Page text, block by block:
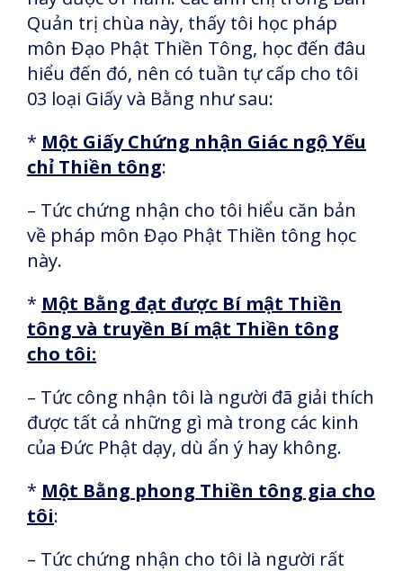
Quản trị chùa này, thấy tôi học pháp
môn Đạo Phật Thiền Tông, học đến đâu
hiểu đến đó, nên có tuần tự cấp cho tôi
03 loại Giấy và Bằng như sau:
* Một Giấy Chứng nhận Giác ngộ Yếu
chỉ Thiền tông:
– Tức chứng nhận cho tôi hiểu căn bản
về pháp môn Đạo Phật Thiền tông học
này.
* Một Bằng đạt được Bí mật Thiền
tông và truyền Bí mật Thiền tông
cho tôi:
– Tức công nhận tôi là người đã giải thích
được tất cả những gì mà trong các kinh
của Đức Phật dạy, dù ẩn ý hay không.
* Một Bằng phong Thiền tông gia cho
tôi:
– Tức chứng nhận cho tôi là người rất